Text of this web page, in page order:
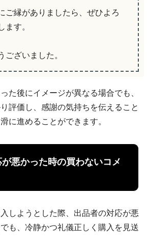
ご縁がありましたら、ぜひよろ
ます。
ございました。
た後にイメージが異なる場合でも、
評価し、感謝の気持ちを伝えること
に進めることができます。
悪かった時の買わないコメ
しようとした際、出品者の対応が悪
も、冷静かつ礼儀正しく購入を見送